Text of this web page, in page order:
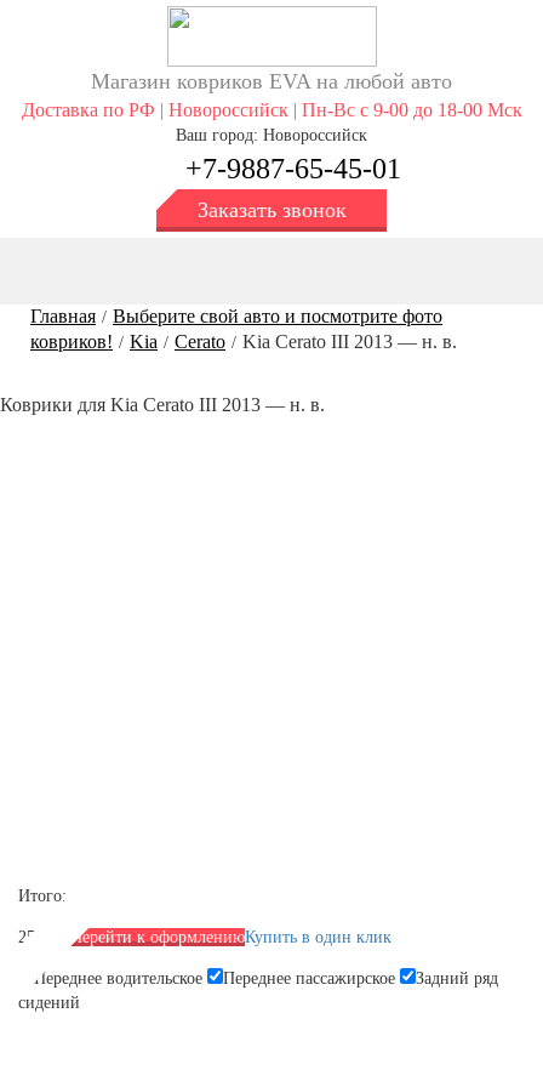
Магазин ковриков EVA ​на любой авто
Доставка по РФ | Новороссийск | Пн-Вс с 9-00 до 18-00 Мск
Ваш город: Новороссийск
+7-9887-65-45-01
Заказать звонок
Главная / Выберите свой авто и посмотрите фото
ковриков! / Kia / Cerato / Kia Сerato III 2013 — н. в.
Коврики для Kia Сerato III 2013 — н. в.
Итого:
2590 р. Перейти к оформлениюКупить в один клик
Переднее водительское Переднее пассажирское
Задний ряд
сидений